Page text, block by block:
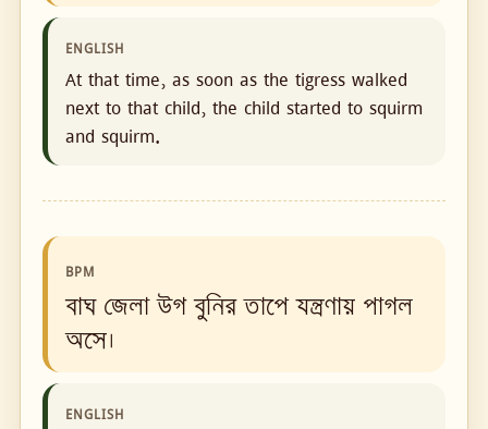
ENGLISH
At that time, as soon as the tigress walked
next to that child, the child started to squirm
and squirm.
BPM
বাঘ জেলা উগ বুনির তাপে যন্ত্রণায় পাগল
অসে।
ENGLISH